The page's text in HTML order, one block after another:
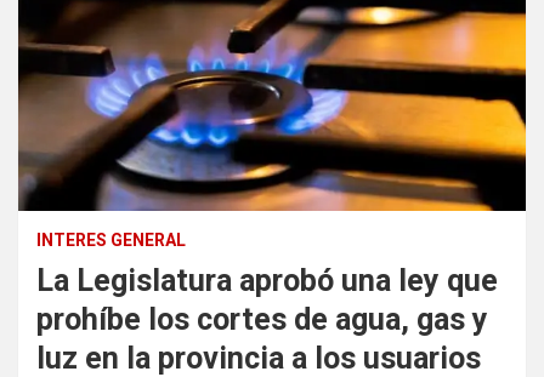
INTERES GENERAL
La Legislatura aprobó una ley que
prohíbe los cortes de agua, gas y
luz en la provincia a los usuarios